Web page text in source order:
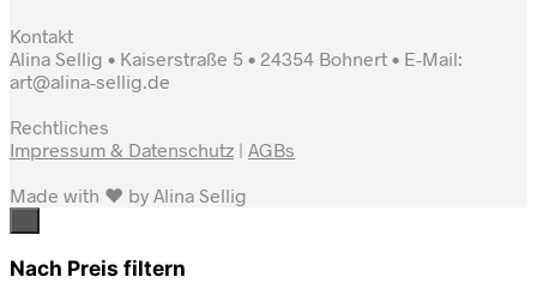
Kontakt
Alina Sellig • Kaiserstraße 5 • 24354 Bohnert • E-Mail:
art@alina-sellig.de
Rechtliches
Impressum & Datenschutz | AGBs
Made with ♥ by Alina Sellig
Nach Preis filtern